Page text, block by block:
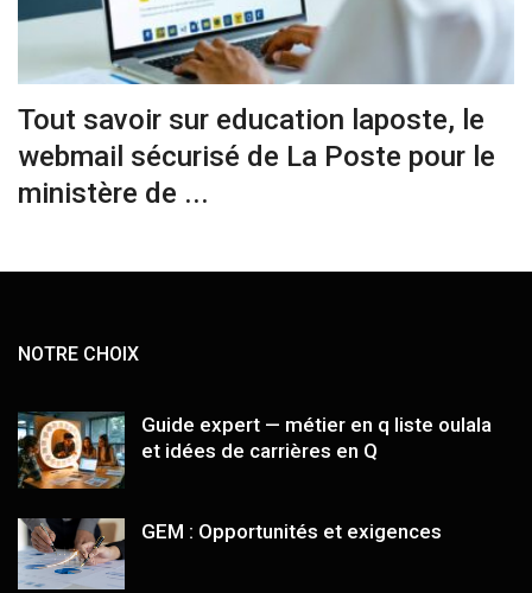
Tout savoir sur education laposte, le
webmail sécurisé de La Poste pour le
ministère de ...
NOTRE CHOIX
Guide expert — métier en q liste oulala
et idées de carrières en Q
GEM : Opportunités et exigences